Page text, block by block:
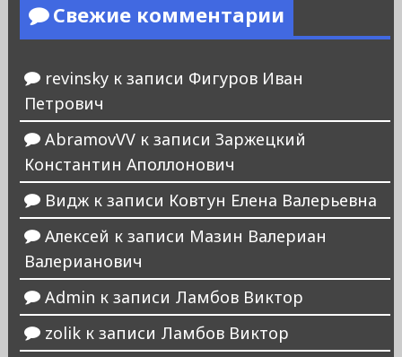
Свежие комментарии
revinskyк записи Фигуров Иван
Петрович
AbramovVVк записи Заржецкий
Константин Аполлонович
Виджк записи Ковтун Елена Валерьевна
Алексей к записи Мазин Валериан
Валерианович
Admin к записи Ламбов Виктор
zolikк записи Ламбов Виктор